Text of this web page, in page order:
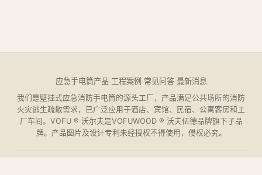
应急手电筒产品 工程案例 常见问答· 最新消息
我们是壁挂式应急消防手电筒的源头工厂，产品满足公共场所的消防
火灾逃生疏散需求，已广泛应用于酒店、宾馆、民宿、公寓客房和工
厂车间。VOFU ® 沃尔夫是VOFUWOOD ® 沃夫伍德品牌旗下子品
牌。产品图片及设计专利未经授权不得使用，侵权必究。